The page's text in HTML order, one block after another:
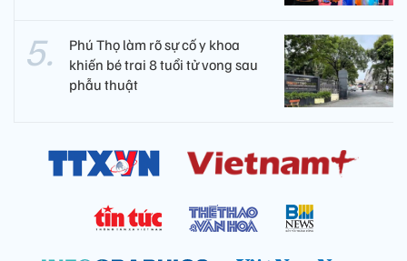
Phú Thọ làm rõ sự cố y khoa
khiến bé trai 8 tuổi tử vong sau
phẫu thuật